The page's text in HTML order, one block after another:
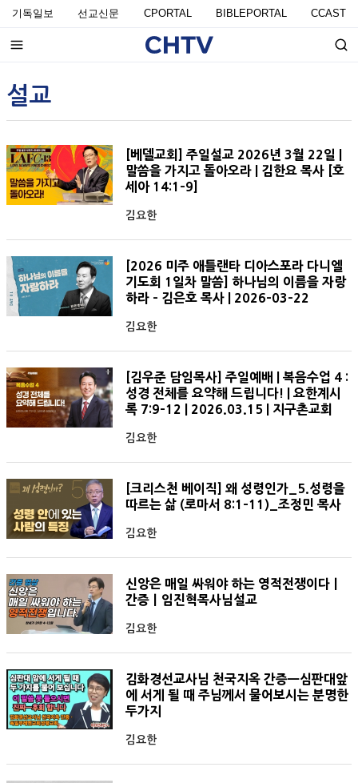
기독일보 선교신문 CPORTAL BIBLEPORTAL CCAST
설교
[베델교회] 주일설교 2026년 3월 22일 |
말씀을 가지고 돌아오라 | 김한요 목사 [호
세아 14:1-9]
김요한
[2026 미주 애틀랜타 디아스포라 다니엘
기도회 1일차 말씀] 하나님의 이름을 자랑
하라 - 김은호 목사 | 2026-03-22
김요한
[김우준 담임목사] 주일예배 | 복음수업 4 :
성경 전체를 요약해 드립니다! | 요한계시
록 7:9-12 | 2026.03.15 | 지구촌교회
김요한
[크리스천 베이직] 왜 성령인가_5.성령을
따르는 삶 (로마서 8:1-11)_조정민 목사
김요한
신앙은 매일 싸워야 하는 영적전쟁이다ㅣ
간증ㅣ임진혁목사님설교
김요한
김화경선교사님 천국지옥 간증ㅡ심판대앞
에 서게 될 때 주님께서 물어보시는 분명한
두가지
김요한